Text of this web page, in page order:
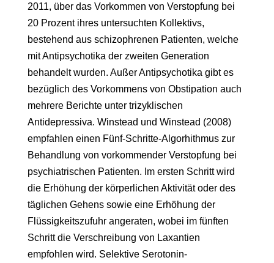
2011, über das Vorkommen von Verstopfung bei
20 Prozent ihres untersuchten Kollektivs,
bestehend aus schizophrenen Patienten, welche
mit Antipsychotika der zweiten Generation
behandelt wurden. Außer Antipsychotika gibt es
bezüglich des Vorkommens von Obstipation auch
mehrere Berichte unter trizyklischen
Antidepressiva. Winstead und Winstead (2008)
empfahlen einen Fünf-Schritte-Algorhithmus zur
Behandlung von vorkommender Verstopfung bei
psychiatrischen Patienten. Im ersten Schritt wird
die Erhöhung der körperlichen Aktivität oder des
täglichen Gehens sowie eine Erhöhung der
Flüssigkeitszufuhr angeraten, wobei im fünften
Schritt die Verschreibung von Laxantien
empfohlen wird. Selektive Serotonin-